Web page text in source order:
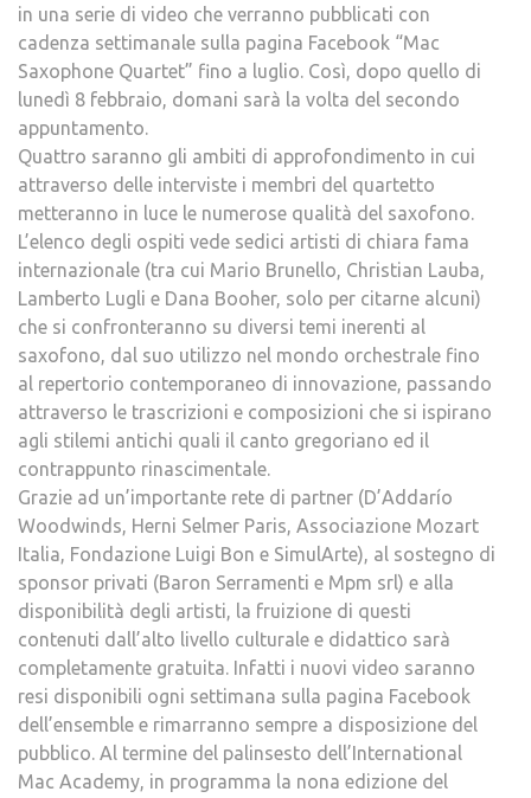
in una serie di video che verranno pubblicati con
cadenza settimanale sulla pagina Facebook “Mac
Saxophone Quartet” fino a luglio. Così, dopo quello di
lunedì 8 febbraio, domani sarà la volta del secondo
appuntamento.
Quattro saranno gli ambiti di approfondimento in cui
attraverso delle interviste i membri del quartetto
metteranno in luce le numerose qualità del saxofono.
L’elenco degli ospiti vede sedici artisti di chiara fama
internazionale (tra cui Mario Brunello, Christian Lauba,
Lamberto Lugli e Dana Booher, solo per citarne alcuni)
che si confronteranno su diversi temi inerenti al
saxofono, dal suo utilizzo nel mondo orchestrale fino
al repertorio contemporaneo di innovazione, passando
attraverso le trascrizioni e composizioni che si ispirano
agli stilemi antichi quali il canto gregoriano ed il
contrappunto rinascimentale.
Grazie ad un’importante rete di partner (D’Addarío
Woodwinds, Herni Selmer Paris, Associazione Mozart
Italia, Fondazione Luigi Bon e SimulArte), al sostegno di
sponsor privati (Baron Serramenti e Mpm srl) e alla
disponibilità degli artisti, la fruizione di questi
contenuti dall’alto livello culturale e didattico sarà
completamente gratuita. Infatti i nuovi video saranno
resi disponibili ogni settimana sulla pagina Facebook
dell’ensemble e rimarranno sempre a disposizione del
pubblico. Al termine del palinsesto dell’International
Mac Academy, in programma la nona edizione del